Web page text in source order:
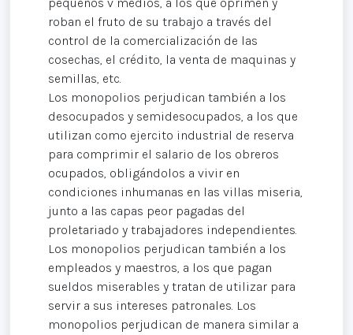
roban el fruto de su trabajo a través del
control de la comercialización de las
cosechas, el crédito, la venta de maquinas y
semillas, etc.
Los monopolios perjudican también a los
desocupados y semidesocupados, a los que
utilizan como ejercito industrial de reserva
para comprimir el salario de los obreros
ocupados, obligándolos a vivir en
condiciones inhumanas en las villas miseria,
junto a las capas peor pagadas del
proletariado y trabajadores independientes.
Los monopolios perjudican también a los
empleados y maestros, a los que pagan
sueldos miserables y tratan de utilizar para
servir a sus intereses patronales. Los
monopolios perjudican de manera similar a